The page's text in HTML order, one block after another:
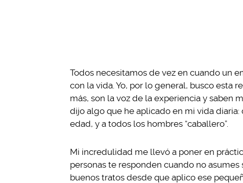
Todos necesitamos de vez en cuando un
con la vida. Yo, por lo general, busco esta
más, son la voz de la experiencia y saben
dijo algo que he aplicado en mi vida diaria:
edad, y a todos los hombres “caballero”.
Mi incredulidad me llevó a poner en
personas te responden cuando no
buenos tratos desde que aplico ese